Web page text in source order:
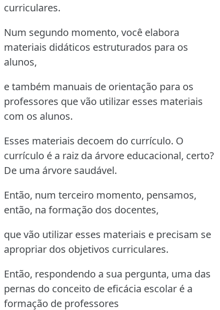
curriculares.
Num segundo momento, você elabora
materiais didáticos estruturados para os
alunos,
e também manuais de orientação para os
professores que vão utilizar esses materiais
com os alunos.
Esses materiais decoem do currículo. O
currículo é a raiz da árvore educacional, certo?
De uma árvore saudável.
Então, num terceiro momento, pensamos,
então, na formação dos docentes,
que vão utilizar esses materiais e precisam se
apropriar dos objetivos curriculares.
Então, respondendo a sua pergunta, uma das
pernas do conceito de eficácia escolar é a
formação de professores